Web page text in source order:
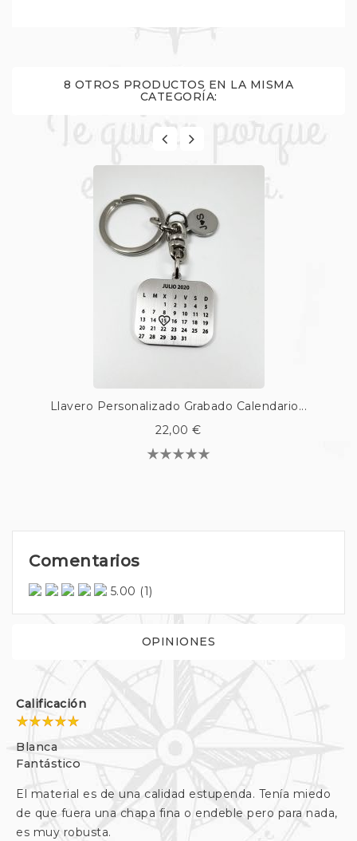
8 OTROS PRODUCTOS EN LA MISMA
CATEGORÍA:
Llavero Personalizado Grabado Calendario...
22,00 €
Comentarios
5.00 (1)
OPINIONES
Calificación
Blanca
Fantástico
El material es de una calidad estupenda. Tenía miedo
de que fuera una chapa fina o endeble pero para nada,
es muy robusta.